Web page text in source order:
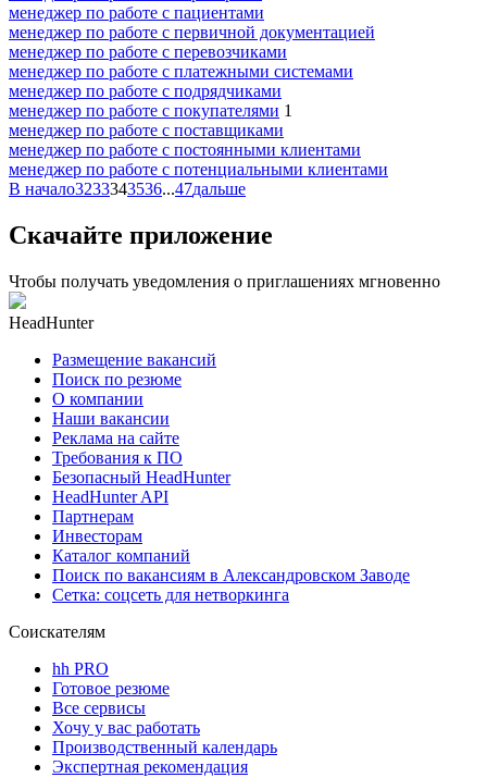
менеджер по работе с пациентами
менеджер по работе с первичной документацией
менеджер по работе с перевозчиками
менеджер по работе с платежными системами
менеджер по работе с подрядчиками
менеджер по работе с покупателями 1
менеджер по работе с поставщиками
менеджер по работе с постоянными клиентами
менеджер по работе с потенциальными клиентами
В начало3233343536...47дальше
Скачайте приложение
Чтобы получать уведомления о приглашениях мгновенно
HeadHunter
Размещение вакансий
Поиск по резюме
О компании
Наши вакансии
Реклама на сайте
Требования к ПО
Безопасный HeadHunter
HeadHunter API
Партнерам
Инвесторам
Каталог компаний
Поиск по вакансиям в Александровском Заводе
Сетка: соцсеть для нетворкинга
Соискателям
hh PRO
Готовое резюме
Все сервисы
Хочу у вас работать
Производственный календарь
Экспертная рекомендация